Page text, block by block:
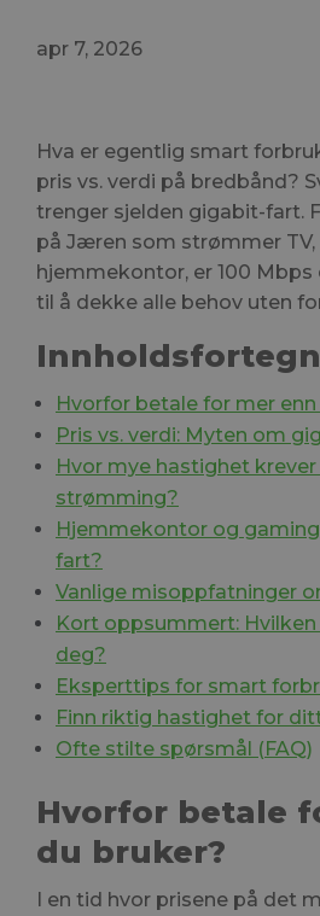
apr 7, 2026
Hva er egentlig smart
pris vs. verdi på bredbånd?
trenger sjelden gigabit-fart.
på Jæren som strømmer TV,
hjemmekontor, er 100
til å dekke alle behov uten
Hvorfor betale for mer
Pris vs. verdi: Myten om
Hvor mye hastighet
strømming?
Hjemmekontor og
fart?
Vanlige misoppfatninger
Kort oppsummert:
deg?
Eksperttips for smart
Finn riktig hastighet for
Ofte stilte spørsmål (FAQ)
Hvorfor betale
du bruker?
I en tid hvor prisene på det